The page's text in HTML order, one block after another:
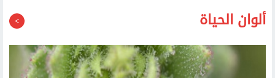
ألوان الحياة